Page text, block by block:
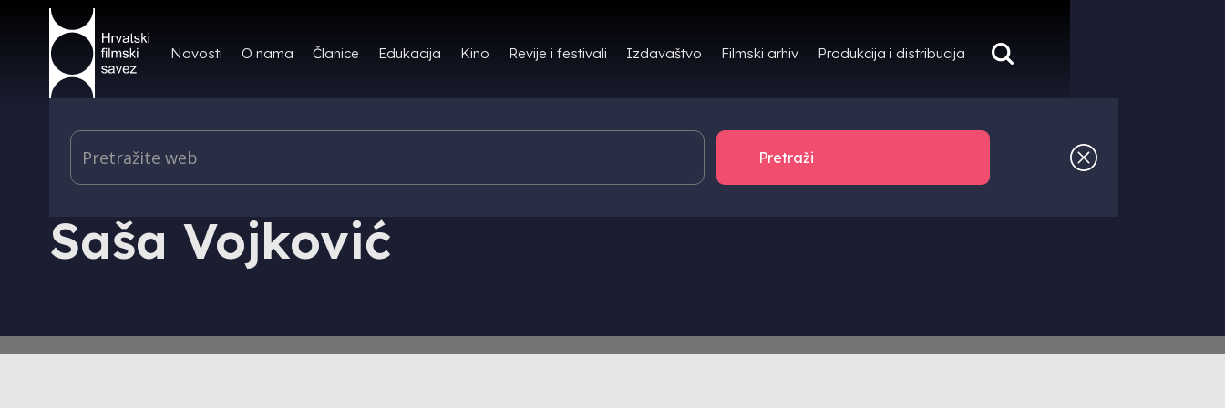
Novosti O nama Članice Edukacija Kino Revije i festivali Izdavaštvo Filmski arhiv Produkcija i distribucija
IZDAVAŠTVO - HRVATSKI FILMSKI LJETOPIS - AUTOR/ICA
Saša Vojković